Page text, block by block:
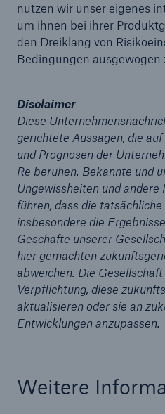
nutzen wir unser eigenes
um ihnen bei ihrer
den Dreiklang von
Bedingungen ausgewogen
Disclaimer
Diese
gerichtete Aussagen, die
und Prognosen der
Re beruhen. Bekannte und
Ungewissheiten und
führen, dass die
insbesondere die
Geschäfte unserer
hier gemachten
abweichen. Die
Verpflichtung, diese
aktualisieren oder sie an
Entwicklungen anzupassen.
Weitere
Fakten
CLARA reduziert die
Leistungsentscheidung
Versicherung bis zu